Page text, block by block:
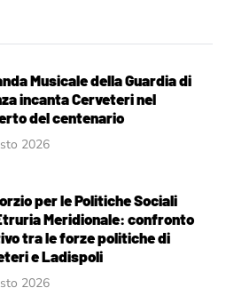
Musicale della Guardia di
incanta Cerveteri nel
del centenario
2026
per le Politiche Sociali
Meridionale: confronto
tra le forze politiche di
e Ladispoli
2026